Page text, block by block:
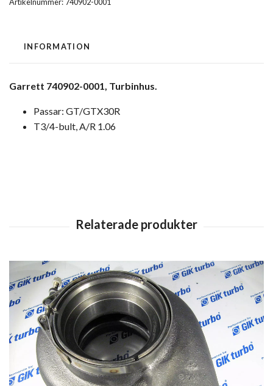
INFORMATION
Garrett 740902-0001, Turbinhus.
Passar: GT/GTX30R
T3/4-bult, A/R 1.06